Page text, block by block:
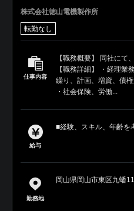
株式会社徳山電機製作所
転勤なし
仕事内容
【職務概要】 同社にて
【職務詳細】 ・経理業
繰り、計画、増資、債
・社会保険、労働...
給与
■経験、スキル、年齢を
勤務地
岡山県岡山市東区九蟠